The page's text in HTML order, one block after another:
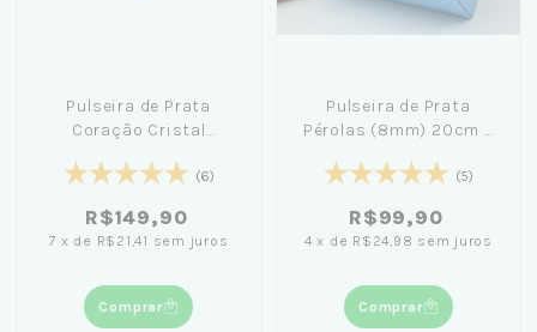
Pulseira de Prata
Coração Cristal
Laço Azul
(6)
R$149,90
7 x de R$21,41 sem juros
Comprar
Pulseira de Prata
Pérolas (8mm) 20cm +
(5)
R$99,90
4 x de R$24,98 sem juros
Comprar